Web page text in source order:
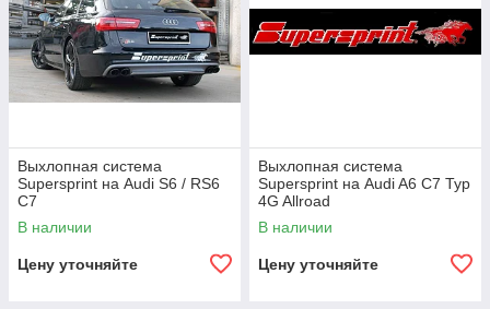
Выхлопная система
Supersprint на Audi S6 / RS6
C7
В наличии
Цену уточняйте
Выхлопная система
Supersprint на Audi A6 C7 Typ
4G Allroad
В наличии
Цену уточняйте